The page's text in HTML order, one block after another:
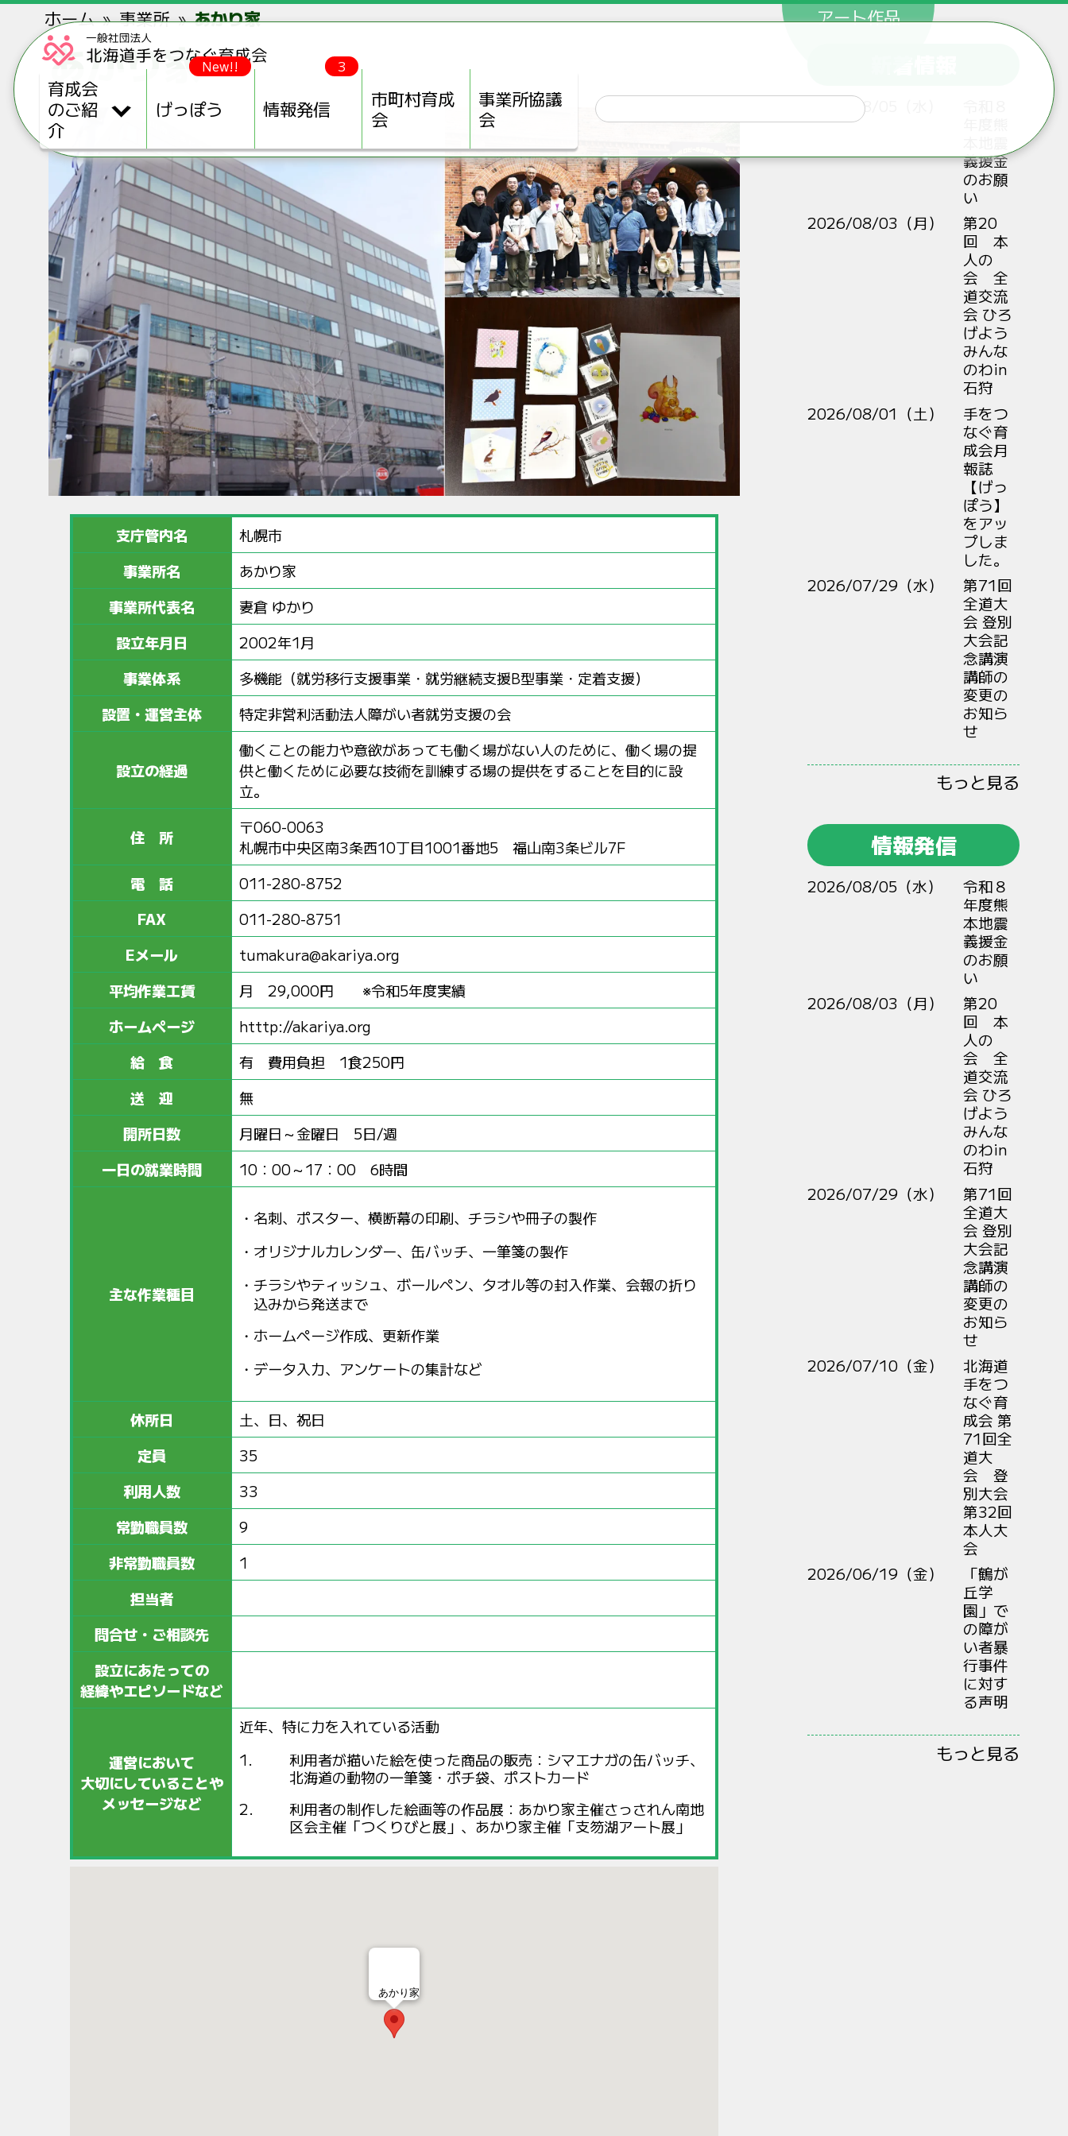
育成会
のご紹
介
New!!
げっぽう
3
情報発信
市町村育成
会
事業所協議
会
アート作品
ホーム 事業所 あかり家
あかり家
支庁管内名
札幌市
事業所名
あかり家
事業所代表名
妻倉 ゆかり
設立年月日
2002年1月
事業体系
多機能（就労移行支援事業・就労継続支援B型事業・定着支援）
設置・運営主体
特定非営利活動法人障がい者就労支援の会
設立の経過
働くことの能力や意欲があっても働く場がない人のために、働く場の提
供と働くために必要な技術を訓練する場の提供をすることを目的に設
立。
住 所
〒060-0063
札幌市中央区南3条西10丁目1001番地5 福山南3条ビル7F
電 話
011-280-8752
FAX
011-280-8751
Eメール
tumakura@akariya.org
平均作業工賃
月 29,000円 ※令和5年度実績
ホームページ
htttp://akariya.org
給 食
有 費用負担 1食250円
送 迎
無
開所日数
月曜日～金曜日 5日/週
一日の就業時間
10：00～17：00 6時間
主な作業種目
名刺、ポスター、横断幕の印刷、チラシや冊子の製作
オリジナルカレンダー、缶バッチ、一筆箋の製作
チラシやティッシュ、ボールペン、タオル等の封入作業、会報の折り
込みから発送まで
ホームページ作成、更新作業
データ入力、アンケートの集計など
休所日
土、日、祝日
定員
35
利用人数
33
常勤職員数
9
非常勤職員数
1
担当者
問合せ・ご相談先
設立にあたっての
経緯やエピソードなど
運営において
大切にしていることや
メッセージなど
近年、特に力を入れている活動
利用者が描いた絵を使った商品の販売：シマエナガの缶バッチ、
北海道の動物の一筆箋・ポチ袋、ポストカード
利用者の制作した絵画等の作品展：あかり家主催さっされん南地
区会主催「つくりびと展」、あかり家主催「支笏湖アート展」
あかり家
2026/08/05（水）
義援金
のお願
い
2026/08/03（月）
第20
回 本
人の
会 全
道交流
会 ひろ
げよう
みんな
のわin
石狩
2026/08/01（土）
手をつ
なぐ育
成会月
報誌
【げっ
ぽう】
をアッ
プしま
した。
2026/07/29（水）
第71回
全道大
会 登別
大会記
念講演
講師の
変更の
お知ら
せ
もっと見る
情報発信
2026/08/05（水）
令和８
年度熊
本地震
義援金
のお願
い
2026/08/03（月）
第20
回 本
人の
会 全
道交流
会 ひろ
げよう
みんな
のわin
石狩
2026/07/29（水）
第71回
全道大
会 登別
大会記
念講演
講師の
変更の
お知ら
せ
2026/07/10（金）
北海道
手をつ
なぐ育
成会 第
71回全
道大
会 登
別大会
第32回
本人大
会
2026/06/19（金）
「鶴が
丘学
園」で
の障が
い者暴
行事件
に対す
る声明
もっと見る